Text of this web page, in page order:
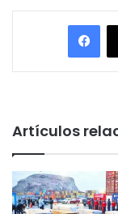
Artículos